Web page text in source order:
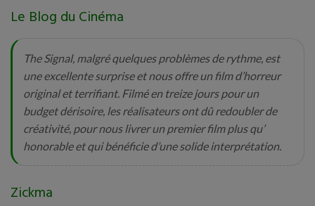
Le Blog du Cinéma
The Signal, malgré quelques problèmes de rythme, est
une excellente surprise et nous offre un film d’horreur
original et terrifiant. Filmé en treize jours pour un
budget dérisoire, les réalisateurs ont dû redoubler de
créativité, pour nous livrer un premier film plus qu’
honorable et qui bénéficie d’une solide interprétation.
Zickma